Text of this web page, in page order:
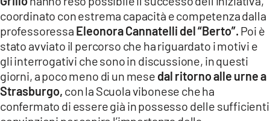
coordinato con estrema capacità e competenza dalla
professoressa Eleonora Cannatelli del “Berto”. Poi è
stato avviato il percorso che ha riguardato i motivi e
gli interrogativi che sono in discussione, in questi
giorni, a poco meno di un mese dal ritorno alle urne a
Strasburgo, con la Scuola vibonese che ha
confermato di essere già in possesso delle sufficienti